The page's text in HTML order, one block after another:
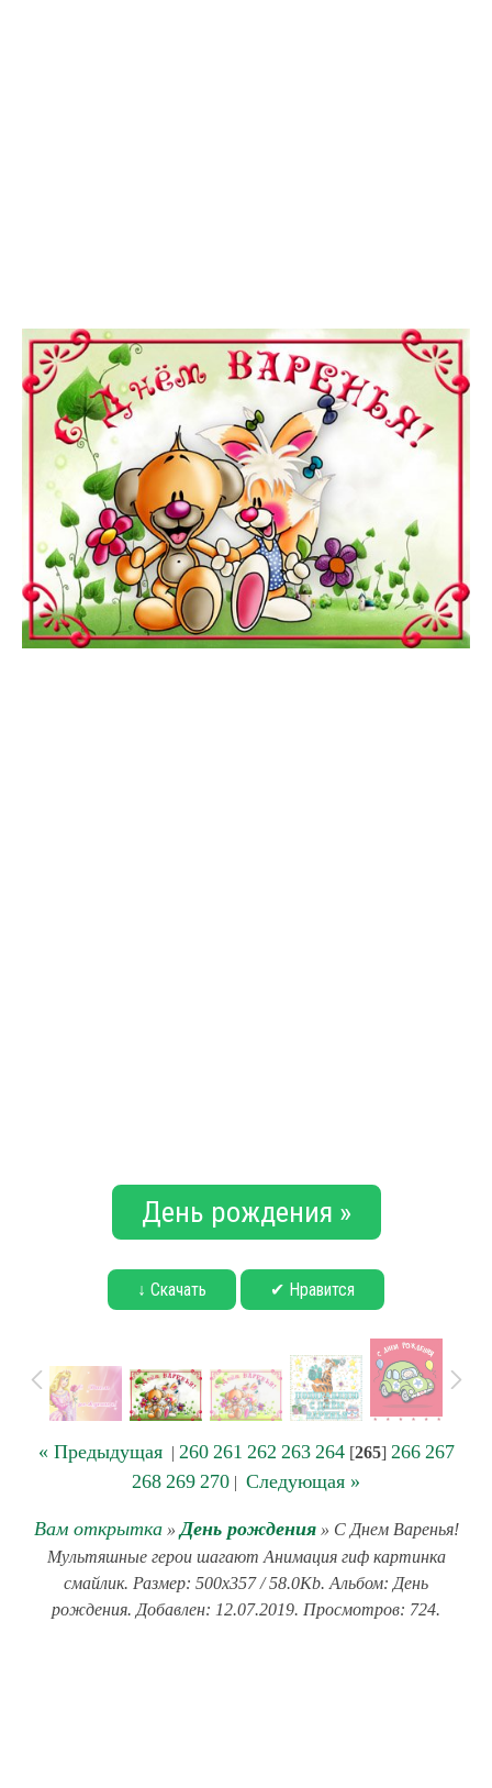
День рождения »
↓ Скачать ✔ Нравится
« Предыдущая| 260 261 262 263 264[265] 266 267
268 269 270 | Следующая »
Вам открытка» День рождения» С Днем Варенья!
Мультяшные герои шагают Анимация гиф картинка
смайлик. Размер: 500x357 / 58.0Kb. Альбом: День
рождения. Добавлен: 12.07.2019. Просмотров: 724.